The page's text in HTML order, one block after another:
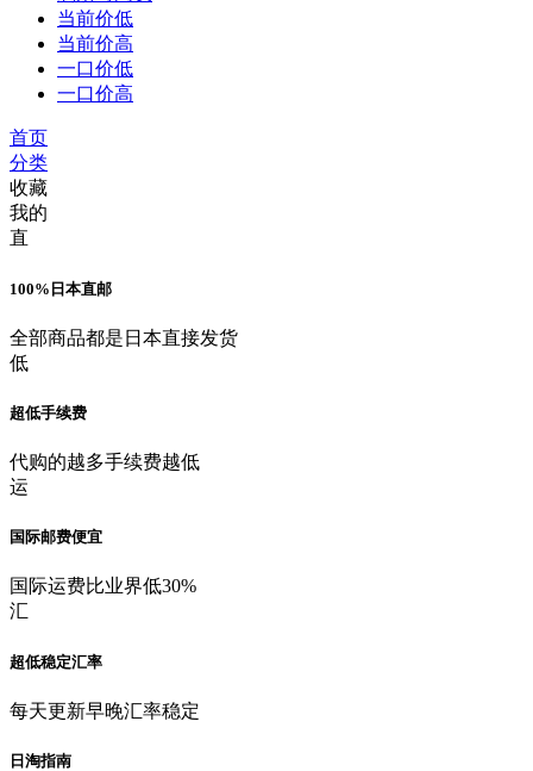
当前价低
当前价高
一口价低
一口价高
首页
分类
收藏
我的
直
100%日本直邮
全部商品都是日本直接发货
低
超低手续费
代购的越多手续费越低
运
国际邮费便宜
国际运费比业界低30%
汇
超低稳定汇率
每天更新早晚汇率稳定
日淘指南